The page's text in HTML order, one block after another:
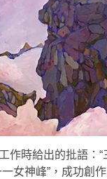
作時給出的批語：
女神峰”，成功創